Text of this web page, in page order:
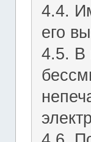
4.4.
его
4.5. В